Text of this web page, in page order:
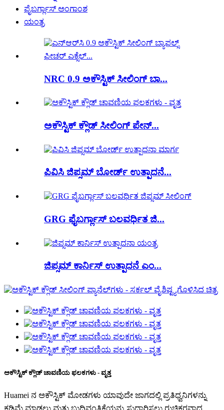
ಫೈಬರ್ಗ್ಲಾಸ್ ಅಂಗಾಂಶ
ಯಂತ್ರ
NRC 0.9 ಅಕೌಸ್ಟಿಕ್ ಸೀಲಿಂಗ್ ಬಾ...
ಅಕೌಸ್ಟಿಕ್ ಕ್ಲೌಡ್ ಸೀಲಿಂಗ್ ಪೇನ್...
ಪಿವಿಸಿ ಜಿಪ್ಸಮ್ ಬೋರ್ಡ್ ಉತ್ಪಾದನೆ...
GRG ಫೈಬರ್ಗ್ಲಾಸ್ ಬಲವರ್ಧಿತ ಜಿ...
ಜಿಪ್ಸಮ್ ಕಾರ್ನಿಸ್ ಉತ್ಪಾದನೆ ಎಂ...
ಅಕೌಸ್ಟಿಕ್ ಕ್ಲೌಡ್ ಚಾವಣಿಯ ಫಲಕಗಳು - ವೃತ್ತ
Huamei ನ ಅಕೌಸ್ಟಿಕ್ ಮೋಡಗಳು ಯಾವುದೇ ಜಾಗದಲ್ಲಿ ಪ್ರತಿಧ್ವನಿಗಳನ್ನು